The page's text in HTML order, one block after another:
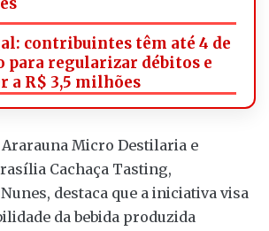
contribuintes têm até 4 de
para regularizar débitos e
a R$ 3,5 milhões
Micro Destilaria e
Cachaça Tasting,
destaca que a iniciativa visa
da bebida produzida